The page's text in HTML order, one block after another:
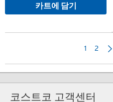
카트에 담기
1 2
코스트코 고객센터